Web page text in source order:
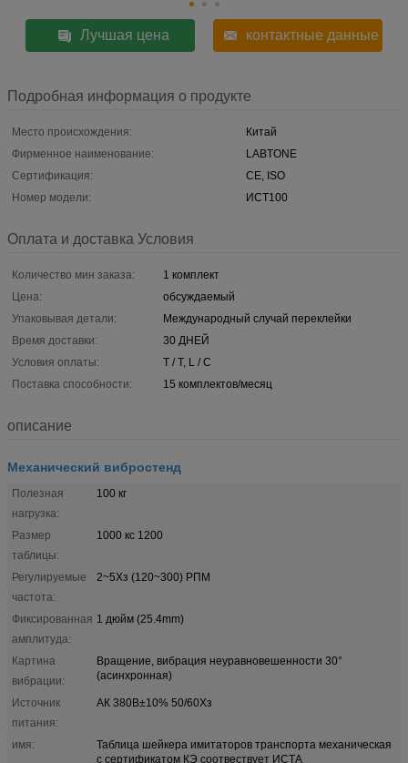
Лучшая цена контактные данные
Подробная информация о продукте
Место происхождения:
Китай
Фирменное наименование:
LABTONE
Сертификация:
CE, ISO
Номер модели:
ИСТ100
Оплата и доставка Условия
Количество мин заказа:
1 комплект
Цена:
обсуждаемый
Упаковывая детали:
Международный случай переклейки
Время доставки:
30 ДНЕЙ
Условия оплаты:
T / T, L / C
Поставка способности:
15 комплектов/месяц
описание
Механический вибростенд
Полезная
нагрузка:
100 кг
Размер
таблицы:
1000 кс 1200
Регулируемые
частота:
2~5Хз (120~300) РПМ
Фиксированная
амплитуда:
1 дюйм (25.4mm)
Картина
вибрации:
Вращение, вибрация неуравновешенности 30°
(асинхронная)
Источник
питания:
АК 380В±10% 50/60Хз
имя:
Таблица шейкера имитаторов транспорта механическая
с сертификатом КЭ соотвествует ИСТА